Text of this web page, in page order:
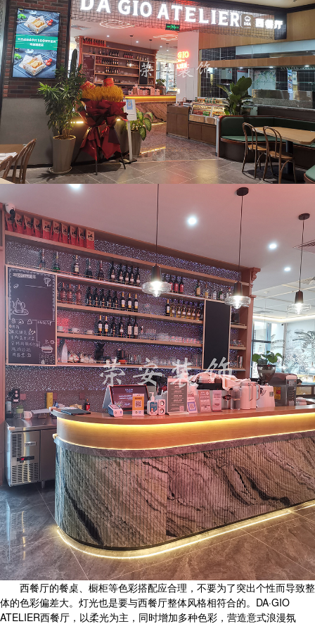
西餐厅的餐桌、橱柜等色彩搭配应合理，不要为了突出个性而导致整
体的色彩偏差大。灯光也是要与西餐厅整体风格相符合的。DA·GIO
ATELIER西餐厅，以柔光为主，同时增加多种色彩，营造意式浪漫氛